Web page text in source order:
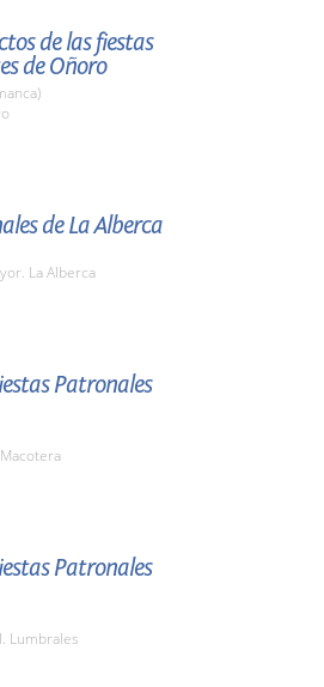
de las fiestas
de Oñoro
de La Alberca
La Alberca
Patronales
Patronales
Lumbrales